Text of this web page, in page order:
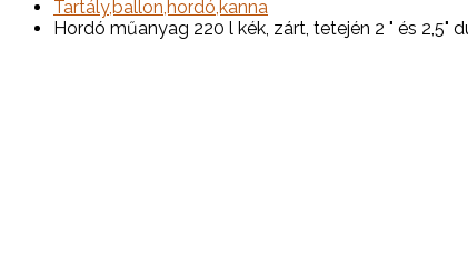
Tartály,ballon,hordó,kanna
Hordó műanyag 220 l kék, zárt, tetején 2 " és 2,5"